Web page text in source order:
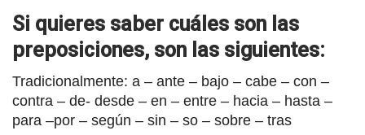
Si quieres saber cuáles son las
preposiciones, son las siguientes:
Tradicionalmente: a – ante – bajo – cabe – con –
contra – de- desde – en – entre – hacia – hasta –
para –por – según – sin – so – sobre – tras